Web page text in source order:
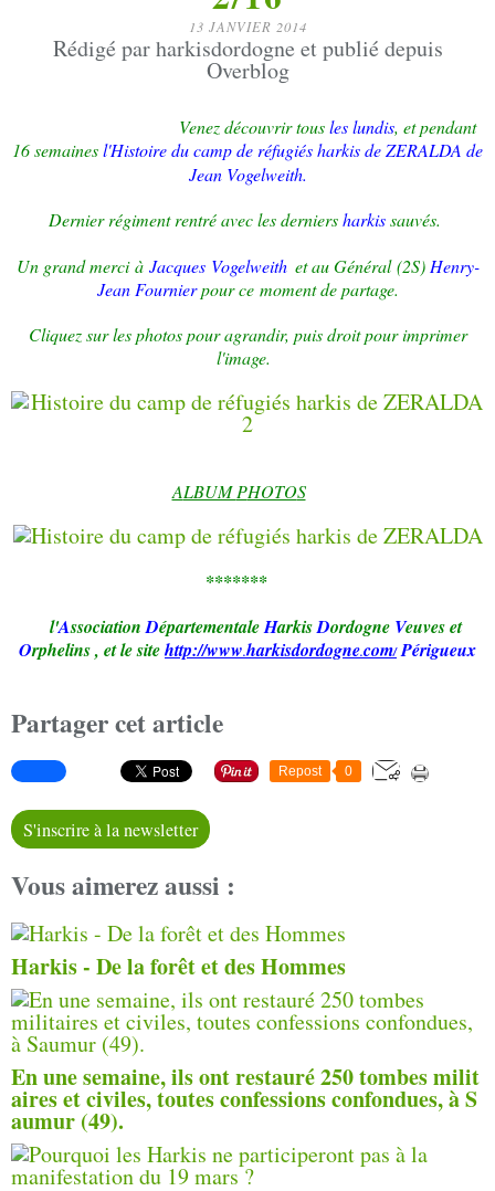
13 JANVIER 2014
Rédigé par harkisdordogne et publié depuis
Overblog
Venez découvrir tousles lundis, et pendant
16 semainesl'Histoire du camp de réfugiés harkis de ZERALDA de
Jean Vogelweith.
Dernier régiment rentré avec les derniersharkissauvés.
Un grand merci à Jacques Vogelweith et au Général (2S) Henry-
Jean Fournierpour ce moment de partage.
Cliquez sur les photos pour agrandir, puis droit pour imprimer
l'image.
ALBUMPHOTOS
*******
l'Association DépartementaleHarkisDordogne Veuves et
Orphelins, et le sitehttp://www.harkisdordogne.com/ Périgueux
Partager cet article
Repost 0
S'inscrire à la newsletter
Vous aimerez aussi :
Harkis - De la forêt et des Hommes
En une semaine, ils ont restauré 250 tombes milit
aires et civiles, toutes confessions confondues, à S
aumur (49).